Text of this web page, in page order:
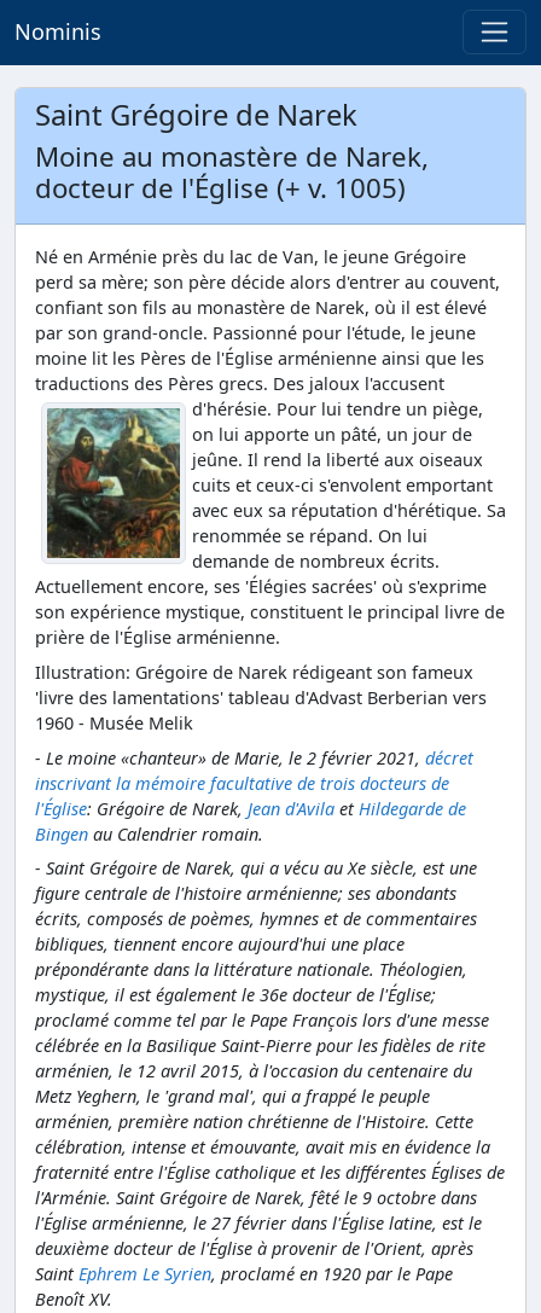
Nominis
Saint Grégoire de Narek
Moine au monastère de Narek,
docteur de l'Église (+ v. 1005)
Né en Arménie près du lac de Van, le jeune Grégoire
perd sa mère; son père décide alors d'entrer au couvent,
confiant son fils au monastère de Narek, où il est élevé
par son grand-oncle. Passionné pour l'étude, le jeune
moine lit les Pères de l'Église arménienne ainsi que les
traductions des Pères grecs. Des jaloux l'accusent
d'hérésie. Pour lui tendre un piège,
on lui apporte un pâté, un jour de
jeûne. Il rend la liberté aux oiseaux
cuits et ceux-ci s'envolent emportant
avec eux sa réputation d'hérétique. Sa
renommée se répand. On lui
demande de nombreux écrits.
Actuellement encore, ses 'Élégies sacrées' où s'exprime
son expérience mystique, constituent le principal livre de
prière de l'Église arménienne.
Illustration: Grégoire de Narek rédigeant son fameux
'livre des lamentations' tableau d'Advast Berberian vers
1960 - Musée Melik
- Le moine «chanteur» de Marie, le 2 février 2021, décret
inscrivant la mémoire facultative de trois docteurs de
l'Église: Grégoire de Narek, Jean d'Avila et Hildegarde de
Bingen au Calendrier romain.
- Saint Grégoire de Narek, qui a vécu au Xe siècle, est une
figure centrale de l'histoire arménienne; ses abondants
écrits, composés de poèmes, hymnes et de commentaires
bibliques, tiennent encore aujourd'hui une place
prépondérante dans la littérature nationale. Théologien,
mystique, il est également le 36e docteur de l'Église;
proclamé comme tel par le Pape François lors d'une messe
célébrée en la Basilique Saint-Pierre pour les fidèles de rite
arménien, le 12 avril 2015, à l'occasion du centenaire du
Metz Yeghern, le 'grand mal', qui a frappé le peuple
arménien, première nation chrétienne de l'Histoire. Cette
célébration, intense et émouvante, avait mis en évidence la
fraternité entre l'Église catholique et les différentes Églises de
l'Arménie. Saint Grégoire de Narek, fêté le 9 octobre dans
l'Église arménienne, le 27 février dans l'Église latine, est le
deuxième docteur de l'Église à provenir de l'Orient, après
SaintEphrem Le Syrien, proclamé en 1920 par le Pape
Benoît XV.